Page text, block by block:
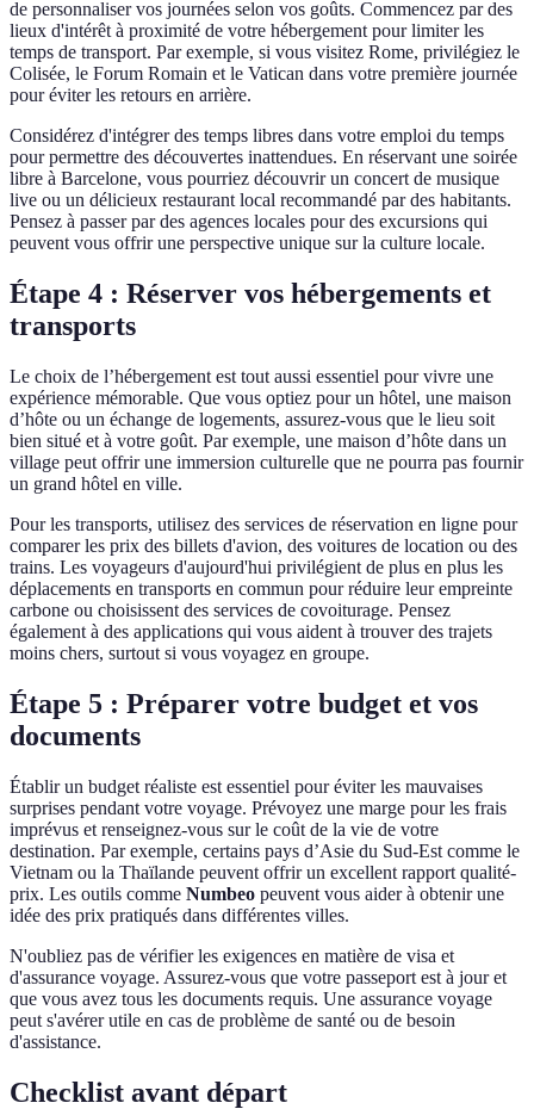
de personnaliser vos journées selon vos goûts. Commencez par des
lieux d'intérêt à proximité de votre hébergement pour limiter les
temps de transport. Par exemple, si vous visitez Rome, privilégiez le
Colisée, le Forum Romain et le Vatican dans votre première journée
pour éviter les retours en arrière.
Considérez d'intégrer des temps libres dans votre emploi du temps
pour permettre des découvertes inattendues. En réservant une soirée
libre à Barcelone, vous pourriez découvrir un concert de musique
live ou un délicieux restaurant local recommandé par des habitants.
Pensez à passer par des agences locales pour des excursions qui
peuvent vous offrir une perspective unique sur la culture locale.
Étape 4 : Réserver vos hébergements et
transports
Le choix de l’hébergement est tout aussi essentiel pour vivre une
expérience mémorable. Que vous optiez pour un hôtel, une maison
d’hôte ou un échange de logements, assurez-vous que le lieu soit
bien situé et à votre goût. Par exemple, une maison d’hôte dans un
village peut offrir une immersion culturelle que ne pourra pas fournir
un grand hôtel en ville.
Pour les transports, utilisez des services de réservation en ligne pour
comparer les prix des billets d'avion, des voitures de location ou des
trains. Les voyageurs d'aujourd'hui privilégient de plus en plus les
déplacements en transports en commun pour réduire leur empreinte
carbone ou choisissent des services de covoiturage. Pensez
également à des applications qui vous aident à trouver des trajets
moins chers, surtout si vous voyagez en groupe.
Étape 5 : Préparer votre budget et vos
documents
Établir un budget réaliste est essentiel pour éviter les mauvaises
surprises pendant votre voyage. Prévoyez une marge pour les frais
imprévus et renseignez-vous sur le coût de la vie de votre
destination. Par exemple, certains pays d’Asie du Sud-Est comme le
Vietnam ou la Thaïlande peuvent offrir un excellent rapport qualité-
prix. Les outils comme Numbeo peuvent vous aider à obtenir une
idée des prix pratiqués dans différentes villes.
N'oubliez pas de vérifier les exigences en matière de visa et
d'assurance voyage. Assurez-vous que votre passeport est à jour et
que vous avez tous les documents requis. Une assurance voyage
peut s'avérer utile en cas de problème de santé ou de besoin
d'assistance.
Checklist avant départ